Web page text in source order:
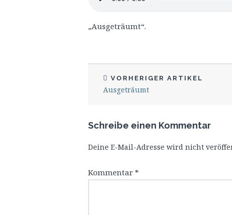
„Ausgeträumt“.
VORHERIGER ARTIKEL
Ausgeträumt
Schreibe einen Kommentar
Deine E-Mail-Adresse wird nicht
Kommentar *